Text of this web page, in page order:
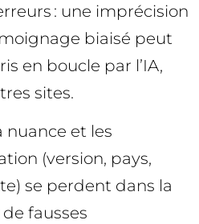
: une imprécision
biaisé peut
en boucle par l’IA,
sites.
nuance et les
(version, pays,
se perdent dans la
fausses